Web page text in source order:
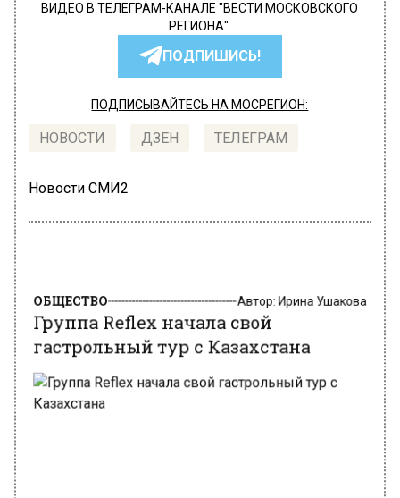
ВИДЕО В ТЕЛЕГРАМ-КАНАЛЕ "ВЕСТИ МОСКОВСКОГО
РЕГИОНА".
ПОДПИШИСЬ!
ПОДПИСЫВАЙТЕСЬ НА МОСРЕГИОН:
НОВОСТИ ДЗЕН ТЕЛЕГРАМ
Новости СМИ2
Группа Reflex начала свой
гастрольный тур с Казахстана